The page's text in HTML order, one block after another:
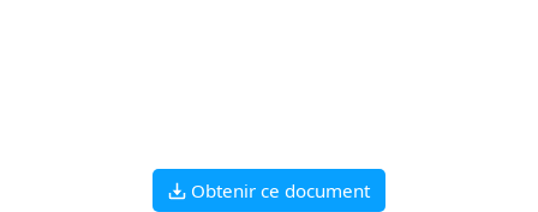
Obtenir ce document